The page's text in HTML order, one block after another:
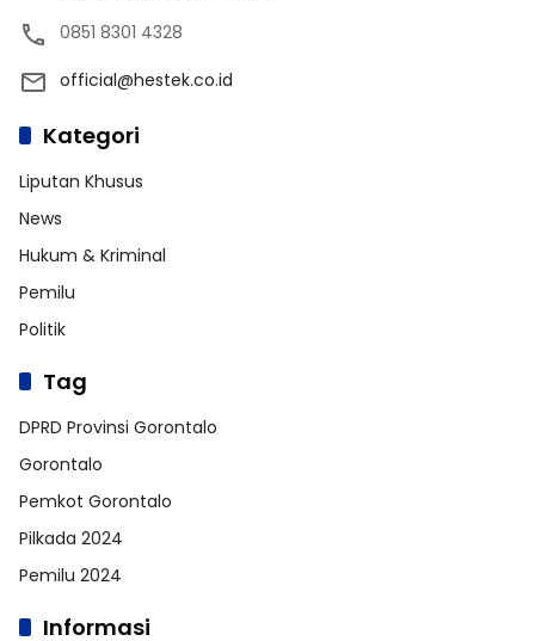
0851 8301 4328
official@hestek.co.id
Kategori
Liputan Khusus
News
Hukum & Kriminal
Pemilu
Politik
Tag
DPRD Provinsi Gorontalo
Gorontalo
Pemkot Gorontalo
Pilkada 2024
Pemilu 2024
Informasi